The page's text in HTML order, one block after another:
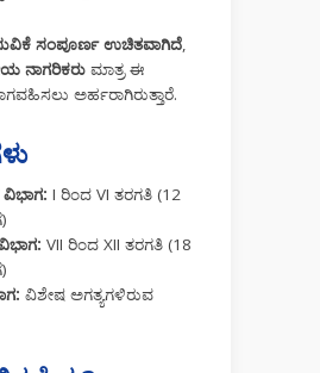
ಸಂಪೂರ್ಣ ಉಚಿತವಾಗಿದೆ,
ನಾಗರಿಕರು ಮಾತ್ರ ಈ
ಅರ್ಹರಾಗಿರುತ್ತಾರೆ.
I ರಿಂದ VI ತರಗತಿ (12
VII ರಿಂದ XII ತರಗತಿ (18
ವಿಶೇಷ ಅಗತ್ಯಗಳಿರುವ